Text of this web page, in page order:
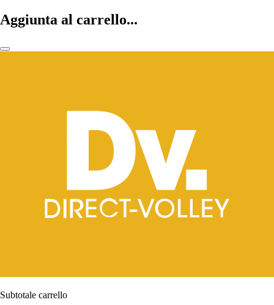
Aggiunta al carrello...
Subtotale carrello